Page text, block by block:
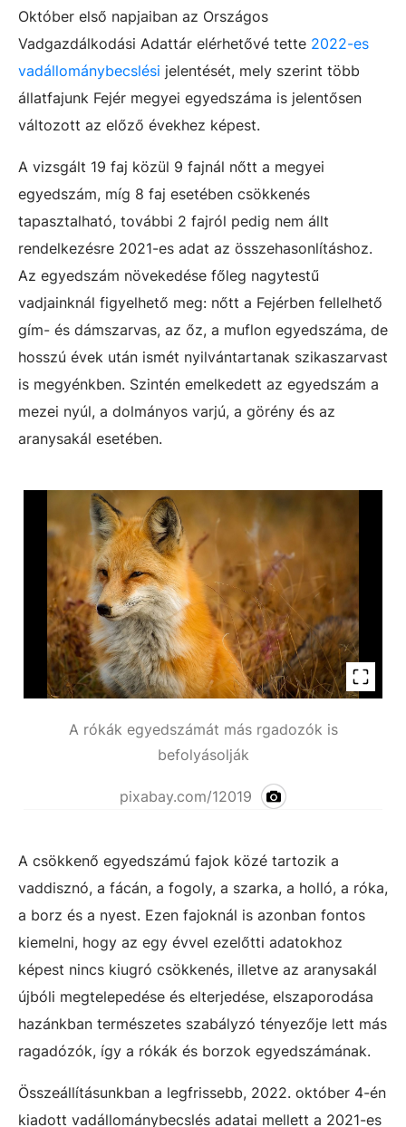
Október első napjaiban az Országos
Vadgazdálkodási Adattár elérhetővé tette 2022-es
vadállománybecslési jelentését, mely szerint több
állatfajunk Fejér megyei egyedszáma is jelentősen
változott az előző évekhez képest.
A vizsgált 19 faj közül 9 fajnál nőtt a megyei
egyedszám, míg 8 faj esetében csökkenés
tapasztalható, további 2 fajról pedig nem állt
rendelkezésre 2021-es adat az összehasonlításhoz.
Az egyedszám növekedése főleg nagytestű
vadjainknál figyelhető meg: nőtt a Fejérben fellelhető
gím- és dámszarvas, az őz, a muflon egyedszáma, de
hosszú évek után ismét nyilvántartanak szikaszarvast
is megyénkben. Szintén emelkedett az egyedszám a
mezei nyúl, a dolmányos varjú, a görény és az
aranysakál esetében.
A rókák egyedszámát más rgadozók is
befolyásolják
pixabay.com/12019
A csökkenő egyedszámú fajok közé tartozik a
vaddisznó, a fácán, a fogoly, a szarka, a holló, a róka,
a borz és a nyest. Ezen fajoknál is azonban fontos
kiemelni, hogy az egy évvel ezelőtti adatokhoz
képest nincs kiugró csökkenés, illetve az aranysakál
újbóli megtelepedése és elterjedése, elszaporodása
hazánkban természetes szabályzó tényezője lett más
ragadózók, így a rókák és borzok egyedszámának.
Összeállításunkban a legfrissebb, 2022. október 4-én
kiadott vadállománybecslés adatai mellett a 2021-es